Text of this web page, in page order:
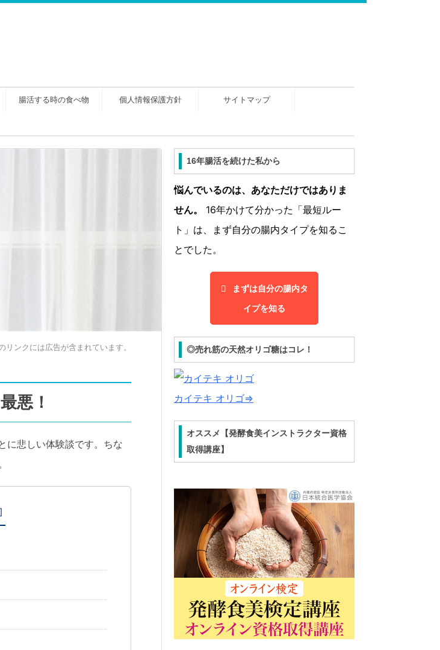
腸活する時の食べ物 個人情報保護方針 サイトマップ
リンクには広告が含まれています。
悪！
に悲しい体験談です。ちな
]
16年腸活を続けた私から
悩んでいるのは、あなただけではありま
せん。
16年かけて分かった「最短ルー
ト」は、まず自分の腸内タイプを知るこ
とでした。
まずは自分の腸内タ
イプを知る
◎売れ筋の天然オリゴ糖はコレ！
カイテキ オリゴ⇒
オススメ【発酵食美インストラクター資格
取得講座】